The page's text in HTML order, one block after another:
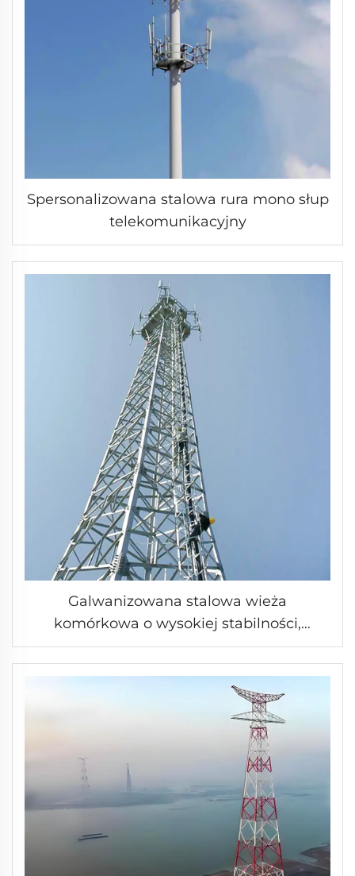
Spersonalizowana stalowa rura mono słup
telekomunikacyjny
Galwanizowana stalowa wieża
komórkowa o wysokiej stabilności,
samonośna, pionowa wieża
telekomunikacyjna